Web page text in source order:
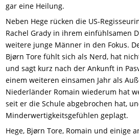
gar eine Heilung.
Neben Hege rücken die US-
Rachel Grady in ihrem einfühlsamen
weitere junge Männer in den Fokus.
Bjørn Tore fühlt sich als Nerd, hat
und sagt kurz nach der Ankunft in
einem weiteren einsamen Jahr als
Niederländer Romain wiederum hat
seit er die Schule abgebrochen hat,
Minderwertigkeitsgefühlen geplagt.
Hege, Bjørn Tore, Romain und einige